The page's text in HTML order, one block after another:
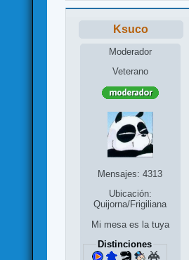
Ksuco
Moderador
Veterano
Mensajes: 4313
Ubicación:
Quijorna/Frigiliana
Mi mesa es la tuya
Distinciones